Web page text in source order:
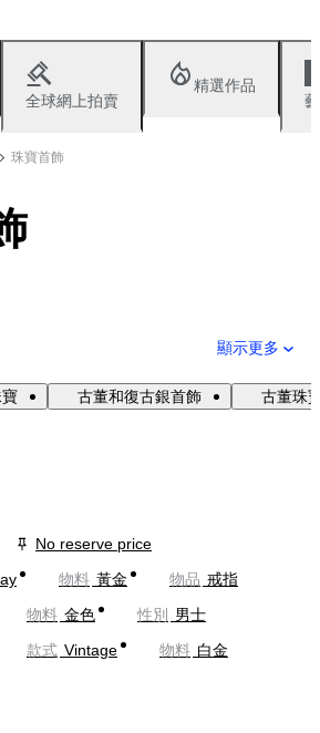
全球網上拍賣
精選作品
珠寶首飾
顯示更多
古董和復古銀首飾 古董珠
No reserve price
物料 黃金 物品 戒指
物料 金色 性別
男士
款式 Vintage 物料 白金